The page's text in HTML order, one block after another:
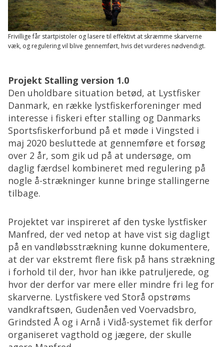
Frivillige får startpistoler og lasere til effektivt at skræmme skarverne
væk, og regulering vil blive gennemført, hvis det vurderes nødvendigt.
Projekt Stalling version 1.0
Den uholdbare situation betød, at Lystfisker
Danmark, en række lystfiskerforeninger med
interesse i fiskeri efter stalling og Danmarks
Sportsfiskerforbund på et møde i Vingsted i
maj 2020 besluttede at gennemføre et forsøg
over 2 år, som gik ud på at undersøge, om
daglig færdsel kombineret med regulering på
nogle å-strækninger kunne bringe stallingerne
tilbage.
Projektet var inspireret af den tyske lystfisker
Manfred, der ved netop at have vist sig dagligt
på en vandløbsstrækning kunne dokumentere,
at der var ekstremt flere fisk på hans strækning
i forhold til der, hvor han ikke patruljerede, og
hvor der derfor var mere eller mindre fri leg for
skarverne. Lystfiskere ved Storå opstrøms
vandkraftsøen, Gudenåen ved Voervadsbro,
Grindsted Å og i Arnå i Vidå-systemet fik derfor
organiseret vagthold og jægere, der skulle